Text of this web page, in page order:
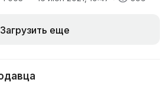
Загрузить еще